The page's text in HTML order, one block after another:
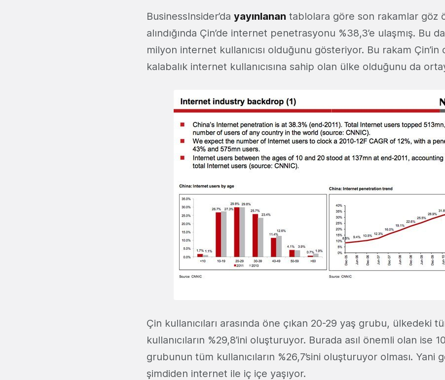
BusinessInsider’da yayınlanan tablolara göre son rakamlar göz
alındığında Çin’de internet penetrasyonu %38,3’e ulaşmış. Bu
milyon internet kullanıcısı olduğunu gösteriyor. Bu rakam Çin’in
kalabalık internet kullanıcısına sahip olan ülke olduğunu da
Çin kullanıcıları arasında öne çıkan 20-29 yaş grubu, ülkedeki
kullanıcıların %29,8’ini oluşturuyor. Burada asıl önemli olan ise
grubunun tüm kullanıcıların %26,7’sini oluşturuyor olması. Yani
şimdiden internet ile iç içe yaşıyor.